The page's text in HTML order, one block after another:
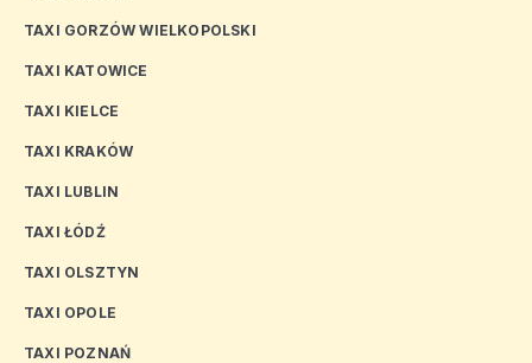
TAXI GORZÓW WIELKOPOLSKI
TAXI KATOWICE
TAXI KIELCE
TAXI KRAKÓW
TAXI LUBLIN
TAXI ŁÓDŹ
TAXI OLSZTYN
TAXI OPOLE
TAXI POZNAŃ